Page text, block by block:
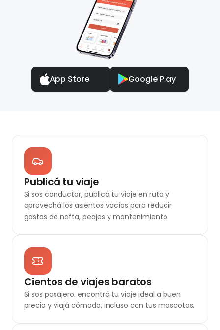
App Store Google Play
Publicá tu viaje
Si sos conductor, publicá tu viaje en ruta y
aprovechá los asientos vacíos para reducir
gastos de nafta, peajes y mantenimiento.
Cientos de viajes baratos
Si sos pasajero, encontrá tu viaje ideal a buen
precio y viajá cómodo, incluso con tus mascotas.